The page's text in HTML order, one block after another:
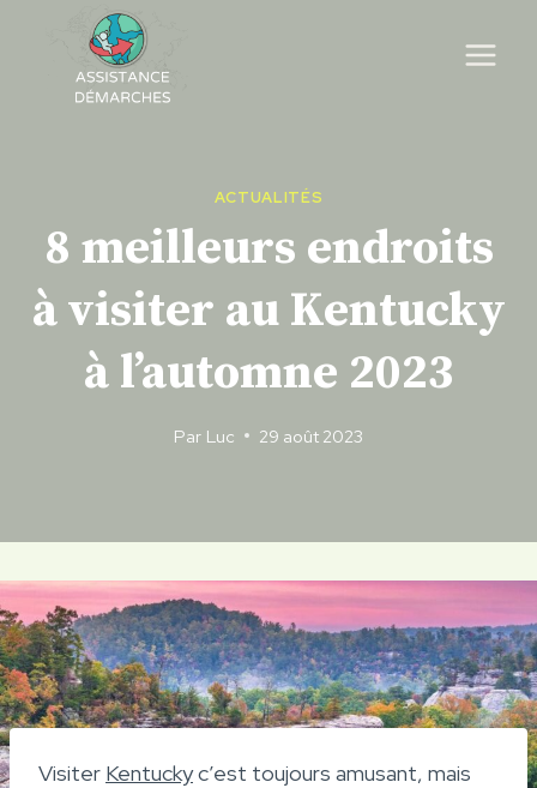
content
ACTUALITÉS
8 meilleurs endroits
à visiter au Kentucky
à l’automne 2023
Par Luc 29 août 2023
Visiter Kentuckyc’est toujours amusant, mais